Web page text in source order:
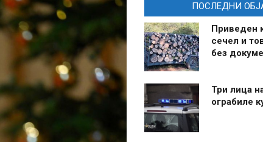
ПОСЛЕДНИ
Приведен
сечел и
без
Три лица
ограбиле